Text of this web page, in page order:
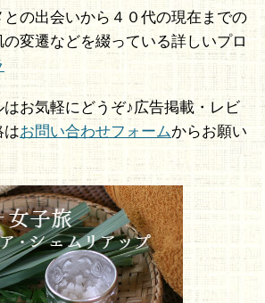
との出会いから４０代の現在までの
変遷などを綴っている詳しいプロ
お気軽にどうぞ♪広告掲載・レビ
はお問い合わせフォームからお願い